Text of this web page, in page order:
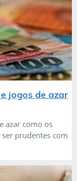
jogos de azar
azar como os
prudentes com